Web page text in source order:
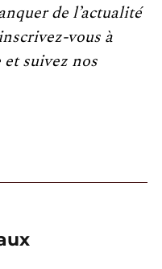
de l’actualité
vous à
suivez nos